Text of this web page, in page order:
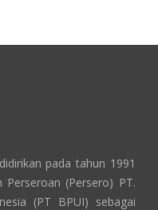
pada tahun 1991
Perseroan (Persero) PT.
(PT BPUI) sebagai